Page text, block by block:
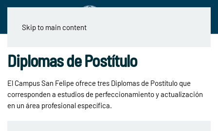
Skip to main content
Diplomas de Postítulo
El Campus San Felipe ofrece tres Diplomas de Postítulo que
corresponden a estudios de perfeccionamiento y actualización
en un área profesional específica.